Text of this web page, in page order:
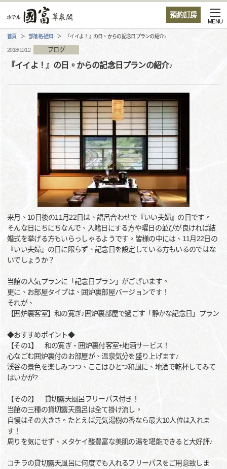
預約訂房
MENU
首頁 部落格·通知 『イイよ！』の日。からの記念日プランの紹介♪
2018/11/12 ブログ
『イイよ！』の日。からの記念日プランの紹介♪
来月、10日後の11月22日は、語呂合わせで『いい夫婦』の日です。
そんな日にちにちなんで、入籍日にする方や曜日の並びが良ければ結
婚式を挙げる方もいらっしゃるようです。皆様の中には、11月22日の
『いい夫婦』の日に限らず、記念日を設定している方もいるのではな
いでしょうか？
当館の人気プランに「記念日プラン」がございます。
更に、お部屋タイプは、囲炉裏部屋バージョンです！
それが、
【囲炉裏客室】和の寛ぎ♪囲炉裏部屋で過ごす「静かな記念日」プラン
◆おすすめポイント◆
【その1】 和の寛ぎ・囲炉裏付客室+地酒サービス！
心なごむ囲炉裏付のお部屋が、温泉気分を盛り上げます♪
渓谷の景色を楽しみつつ、ここはひとつ和風に、地酒で乾杯してみて
はいかが?
【その2】 貸切露天風呂フリーパス付き！
当館の三種の貸切露天風呂は全て掛け流し。
自慢はその大きさ。たとえば元気湯樹の香なら最大10人位は入れま
す！
周りを気にせず、メタケイ酸豊富な美肌の湯を堪能できると大好評♪
コチラの貸切露天風呂に何度でも入れるフリーパスをご用意致しま